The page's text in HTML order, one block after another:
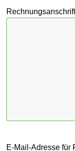
E-Mail-Adresse für